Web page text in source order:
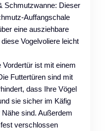
Schmutzwanne: Dieser
Auffangschale
eine ausziehbare
Vogelvoliere leicht
ist mit einem
Futtertüren sind mit
dass Ihre Vögel
sie sicher im Käfig
sind. Außerdem
verschlossen